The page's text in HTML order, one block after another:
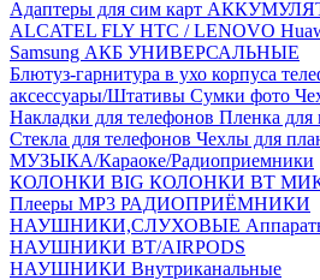
Адаптеры для сим карт
ALCATEL FLY HTC / LENOVO
Samsung АКБ УНИВЕРСАЛЬНЫЕ
Блютуз-гарнитура в ухо корпуса
аксессуары/Штативы Сумки фото
Накладки для телефонов Пленка для
Стекла для телефонов Чехлы для
МУЗЫКА/Караоке/Радиоприемники
КОЛОНКИ BIG КОЛОНКИ BT
Плееры MP3 РАДИОПРИЁМНИКИ
НАУШНИКИ,СЛУХОВЫЕ
НАУШНИКИ BT/AIRPODS
НАУШНИКИ Внутриканальные